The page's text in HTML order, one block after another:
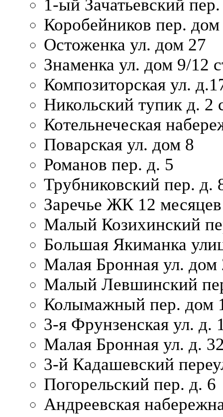
1-ый Зачатьевский
Коробейников пер.
Остоженка ул. дом 27
Знаменка ул. дом 9/12
Композиторская ул.
Никольский тупик д. 2
Котельнеческая
Поварская ул. дом 8
Романов пер. д. 5
Трубниковский пер. д.
Заречье ЖК 12 месяцев
Малый Козихинский
Большая Якиманка
Малая Бронная ул. дом
Малый Левшинский
Колымажный пер. дом
3-я Фрунзенская ул. д.
Малая Бронная ул. д.
3-й Кадашевский
Погорельский пер. д. 6
Андреевская